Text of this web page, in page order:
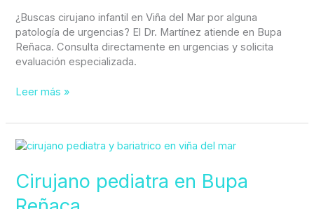
¿Buscas cirujano infantil en Viña del Mar por alguna
patología de urgencias? El Dr. Martínez atiende en Bupa
Reñaca. Consulta directamente en urgencias y solicita
evaluación especializada.
Leer más »
Cirujano pediatra en Bupa
Cirujano
en
Bupa
Reñaca